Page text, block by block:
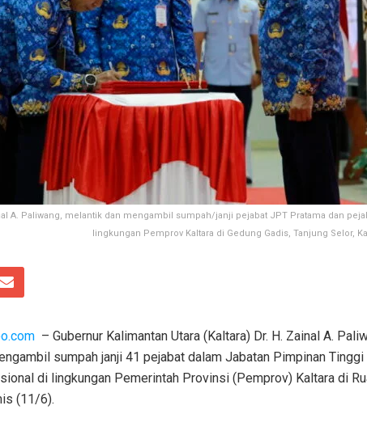
A. Paliwang, melantik dan mengambil sumpah/janji pejabat JPT Pratama dan
lingkungan Pemprov Kaltara di Gedung Gadis, Tanjung Selor,
– Gubernur Kalimantan Utara (Kaltara) Dr. H. Zainal A.
sumpah janji 41 pejabat dalam Jabatan Pimpinan
di lingkungan Pemerintah Provinsi (Pemprov) Kaltara di
(11/6).